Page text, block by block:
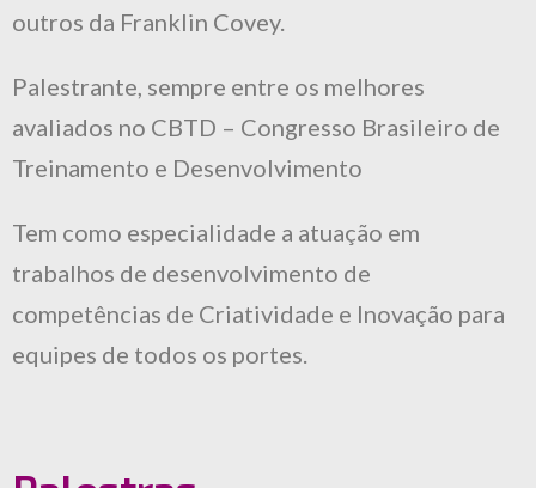
outros da Franklin Covey.
Palestrante, sempre entre os melhores
avaliados no CBTD – Congresso Brasileiro de
Treinamento e Desenvolvimento
Tem como especialidade a atuação em
trabalhos de desenvolvimento de
competências de Criatividade e Inovação para
equipes de todos os portes.